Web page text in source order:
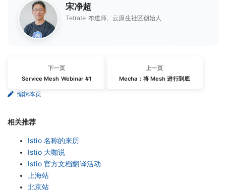
宋净超
Tetrate 布道师、云原生社区创始人
下一页
Service Mesh Webinar #1
上一页
Mecha：将 Mesh 进行到底
编辑本页
相关推荐
Istio 名称的来历
Istio 大咖说
Istio 官方文档翻译活动
上海站
北京站